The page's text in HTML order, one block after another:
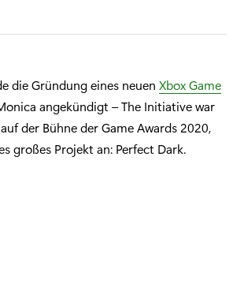
die Gründung eines neuen Xbox Game
angekündigt – The Initiative war
der Bühne der Game Awards 2020,
großes Projekt an: Perfect Dark.